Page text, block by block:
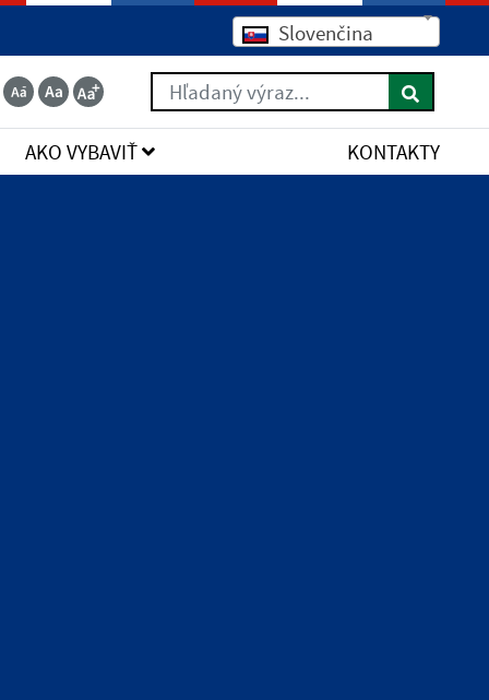
Slovenčina
Hľadaný výraz...
AKO VYBAVIŤ KONTAKTY